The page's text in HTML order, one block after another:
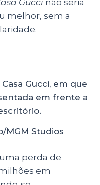
Gucci não seria
melhor, sem a
MGM Studios
perda de
em